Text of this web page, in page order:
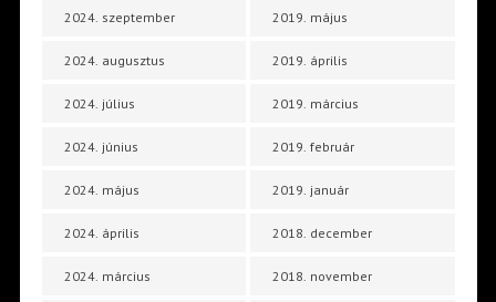
2024. szeptember
2024. augusztus
2024. július
2024. június
2024. május
2024. április
2024. március
2019. május
2019. április
2019. március
2019. február
2019. január
2018. december
2018. november